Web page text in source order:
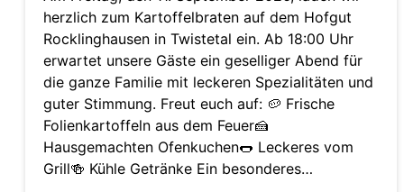
herzlich zum Kartoffelbraten auf dem Hofgut
Rocklinghausen in Twistetal ein. Ab 18:00 Uhr
erwartet unsere Gäste ein geselliger Abend für
die ganze Familie mit leckeren Spezialitäten und
guter Stimmung. Freut euch auf: 🥔 Frische
Folienkartoffeln aus dem Feuer🍰
Hausgemachten Ofenkuchen🌭 Leckeres vom
Grill🍻 Kühle Getränke Ein besonderes…